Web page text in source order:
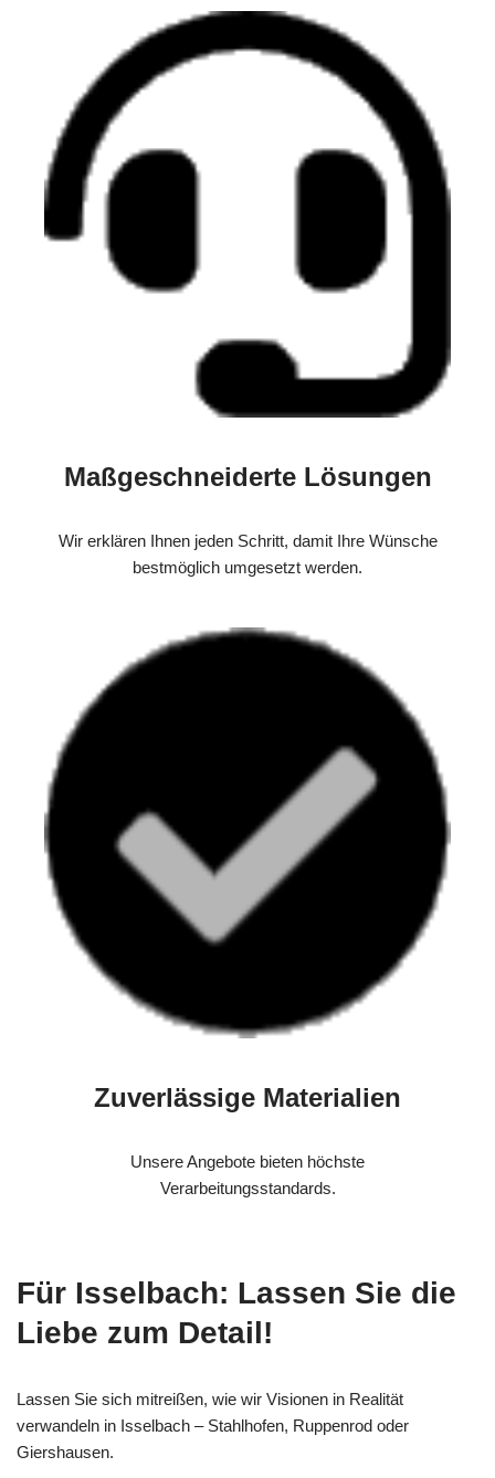
Maßgeschneiderte Lösungen
Wir erklären Ihnen jeden Schritt, damit Ihre Wünsche
bestmöglich umgesetzt werden.
Zuverlässige Materialien
Unsere Angebote bieten höchste
Verarbeitungsstandards.
Für Isselbach: Lassen Sie die
Liebe zum Detail!
Lassen Sie sich mitreißen, wie wir Visionen in Realität
verwandeln in Isselbach – Stahlhofen, Ruppenrod oder
Giershausen.